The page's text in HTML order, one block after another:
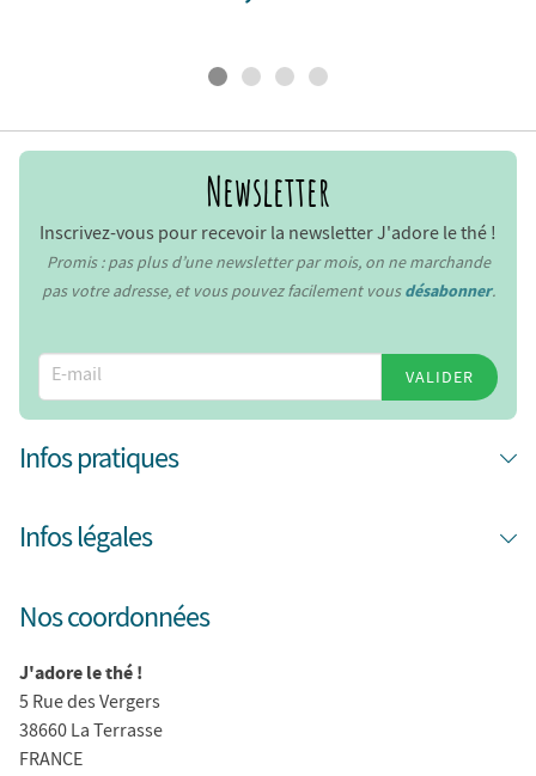
Newsletter
Inscrivez-vous pour recevoir la newsletter J'adore le thé !
Promis : pas plus d’une newsletter par mois, on ne marchande
pas votre adresse, et vous pouvez facilement vousdésabonner.
VALIDER
Infos pratiques
Infos légales
Nos coordonnées
J'adore le thé !
5 Rue des Vergers
38660 La Terrasse
FRANCE